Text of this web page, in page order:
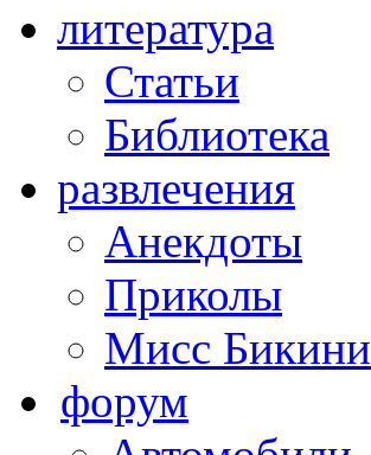
литература
Статьи
Библиотека
развлечения
Анекдоты
Приколы
Мисс Бикини
форум